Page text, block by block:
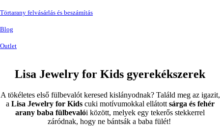
Törtarany felvásárlás és beszámítás
Blog
Outlet
Lisa Jewelry for Kids gyerekékszerek
A tökéletes első fülbevalót keresed kislányodnak? Találd meg az igazit,
a Lisa Jewelry for Kidscuki motívumokkal ellátott sárga és fehér
arany baba fülbevalói között, melyek egy tekerős stekkerrel
záródnak, hogy ne bántsák a baba fülét!